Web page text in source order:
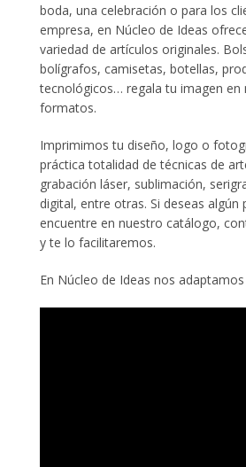
boda, una celebración o para los
empresa, en Núcleo de Ideas
variedad de artículos originales.
bolígrafos, camisetas, botellas,
tecnológicos… regala tu imagen en
formatos.
Imprimimos tu diseño, logo o
práctica totalidad de técnicas de
grabación láser, sublimación,
digital, entre otras. Si deseas
encuentre en nuestro catálogo,
y te lo facilitaremos.
En Núcleo de Ideas nos